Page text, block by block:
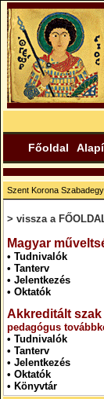
Főoldal
Szent Korona
> vissza a
Magyar
• Tudnivalók
• Tanterv
• Jelentkezés
• Oktatók
Akkreditált szak
pedagógus
• Tudnivalók
• Tanterv
• Jelentkezés
• Oktatók
• Könyvtár